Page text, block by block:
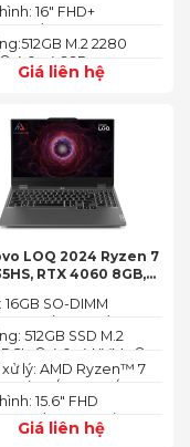
Giá liên hệ
M.2 2280
4.0 x4 SSD
16" FHD+
IPS
LOQ 2024 Ryzen 7
RTX 4060 8GB,
100% sRGB
Giá liên hệ
15.6" FHD
IPS 300nits
100% sRGB,
xử lý: AMD Ryzen™ 7
(8C / 16T, 3.8 /
8MB L2 / 16MB L3)
512GB SSD M.2
PCIe® 4.0x4 NVMe®
nvme)
16GB SO-DIMM
5600 (max 64)